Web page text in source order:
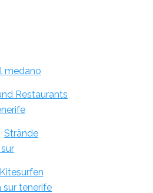
Restaurants
Strände
Kitesurfen